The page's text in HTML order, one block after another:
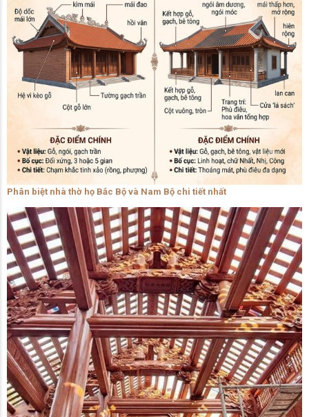
Phân biệt nhà thờ họ Bắc Bộ và Nam Bộ chi tiết nhất